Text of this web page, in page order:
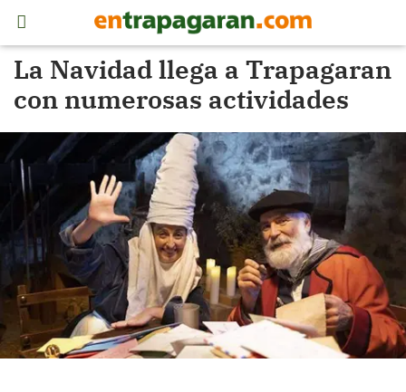
La Navidad llega a Trapagaran
con numerosas actividades